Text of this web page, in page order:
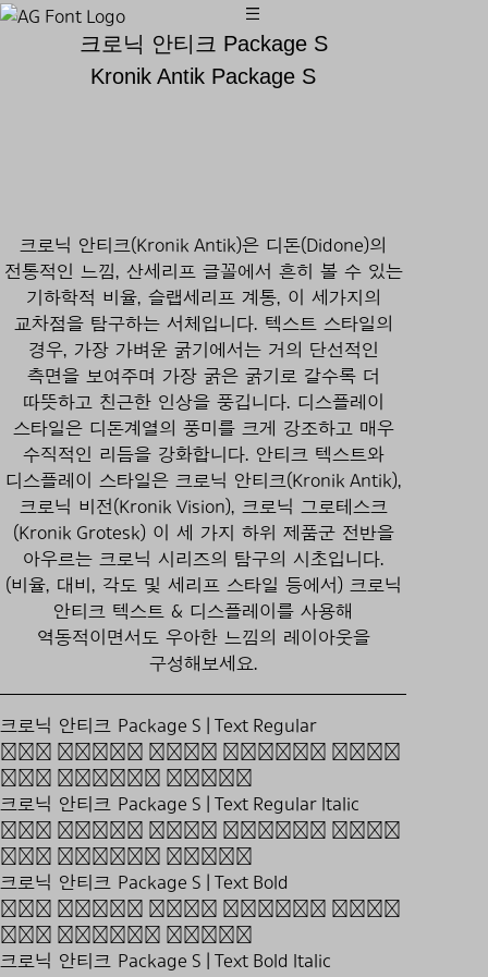
크로닉 안티크 Package S
Kronik Antik Package S
크로닉 안티크(Kronik Antik)은 디돈(Didone)의
전통적인 느낌, 산세리프 글꼴에서 흔히 볼 수 있는
기하학적 비율, 슬랩세리프 계통, 이 세가지의
교차점을 탐구하는 서체입니다. 텍스트 스타일의
경우, 가장 가벼운 굵기에서는 거의 단선적인
측면을 보여주며 가장 굵은 굵기로 갈수록 더
따뜻하고 친근한 인상을 풍깁니다. 디스플레이
스타일은 디돈계열의 풍미를 크게 강조하고 매우
수직적인 리듬을 강화합니다. 안티크 텍스트와
디스플레이 스타일은 크로닉 안티크(Kronik Antik),
크로닉 비전(Kronik Vision), 크로닉 그로테스크
(Kronik Grotesk) 이 세 가지 하위 제품군 전반을
아우르는 크로닉 시리즈의 탐구의 시초입니다.
(비율, 대비, 각도 및 세리프 스타일 등에서) 크로닉
안티크 텍스트 & 디스플레이를 사용해
역동적이면서도 우아한 느낌의 레이아웃을
구성해보세요.
크로닉 안티크 Package S | Text Regular
The harsh wind knocks down
May flower buds.
크로닉 안티크 Package S | Text Regular ltalic
The harsh wind knocks down
May flower buds.
크로닉 안티크 Package S | Text Bold
The harsh wind knocks down
May flower buds.
크로닉 안티크 Package S | Text Bold ltalic